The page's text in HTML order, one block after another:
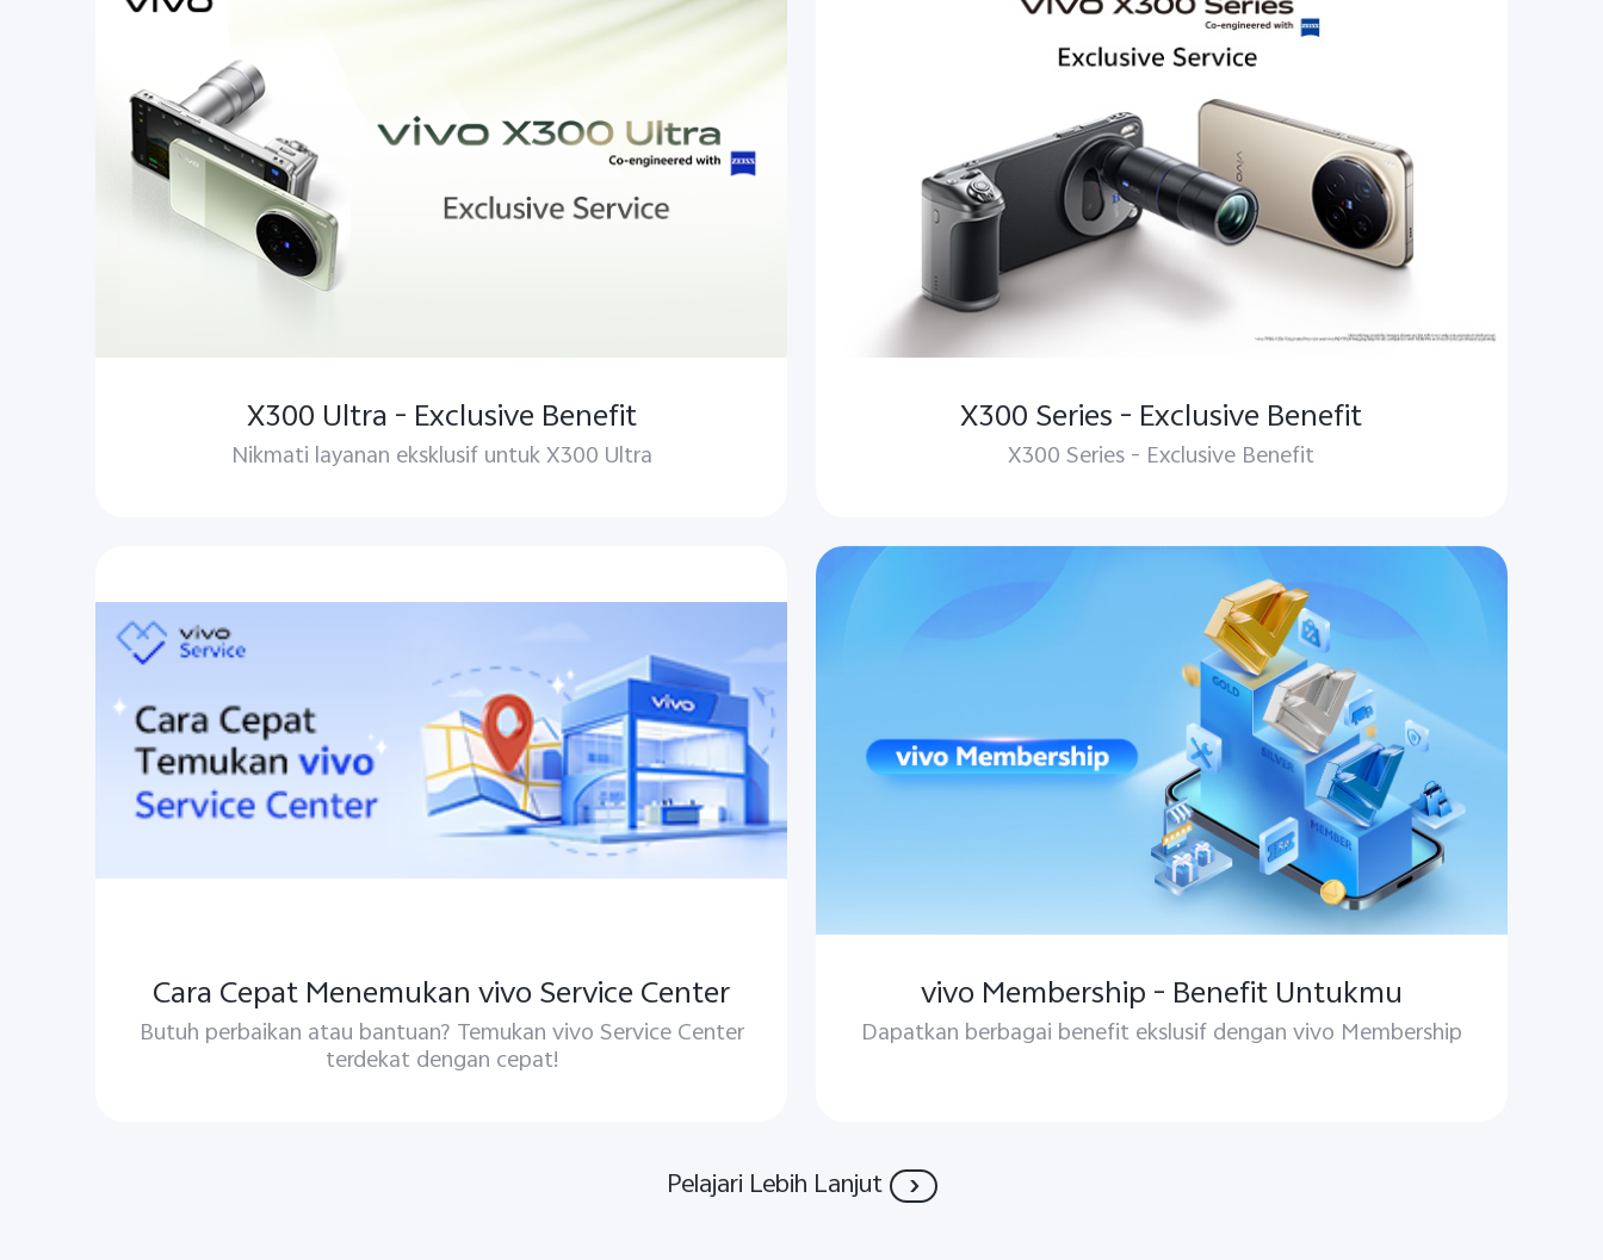
X300 Ultra - Exclusive Benefit
Nikmati layanan eksklusif untuk X300 Ultra
X300 Series - Exclusive Benefit
X300 Series - Exclusive Benefit
Cara Cepat Menemukan vivo Service Center
Butuh perbaikan atau bantuan? Temukan vivo Service Center
terdekat dengan cepat!
vivo Membership - Benefit Untukmu
Dapatkan berbagai benefit ekslusif dengan vivo Membership
Pelajari Lebih Lanjut